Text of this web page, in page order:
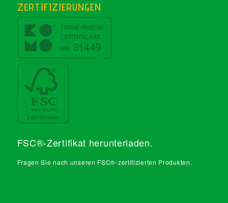
ZERTIFIZIERUNGEN
FSC®-Zertifikat herunterladen.
Fragen Sie nach unseren FSC®-zertifizierten Produkten.